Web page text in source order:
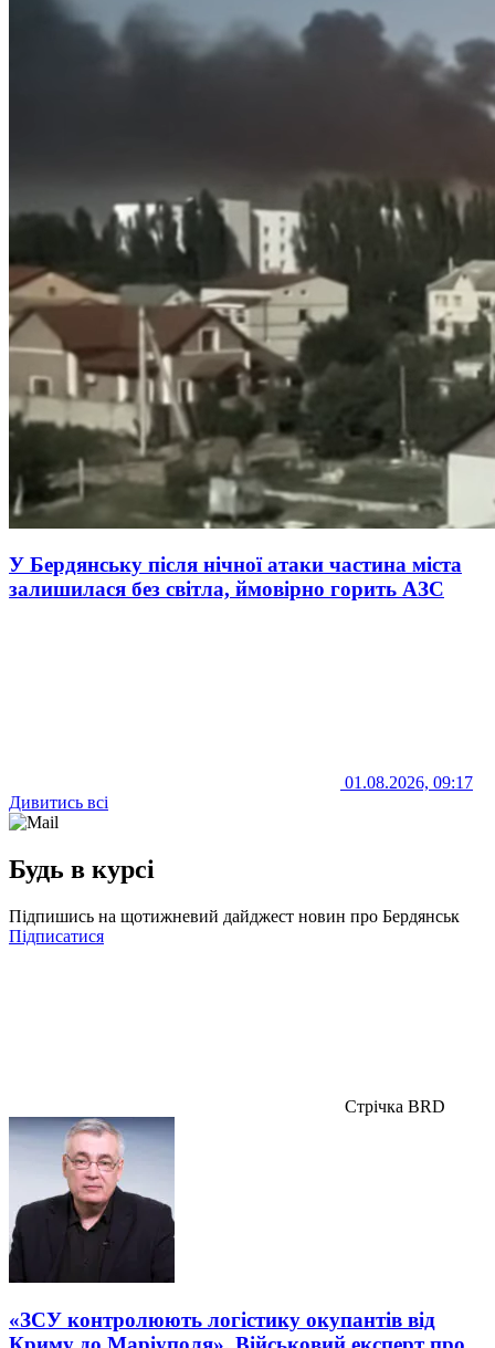
У Бердянську після нічної атаки частина міста
залишилася без світла, ймовірно горить АЗС
01.08.2026, 09:17
Дивитись всі
Будь в курсі
Підпишись на щотижневий дайджест новин про Бердянськ
Підписатися
Стрічка BRD
«ЗСУ контролюють логістику окупантів від